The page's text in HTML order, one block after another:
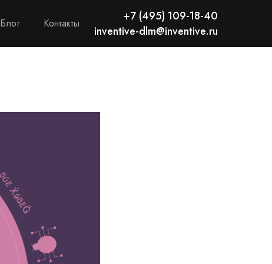
Блог Контакты
+7 (495) 109-18-40
inventive-dlm@inventive.ru